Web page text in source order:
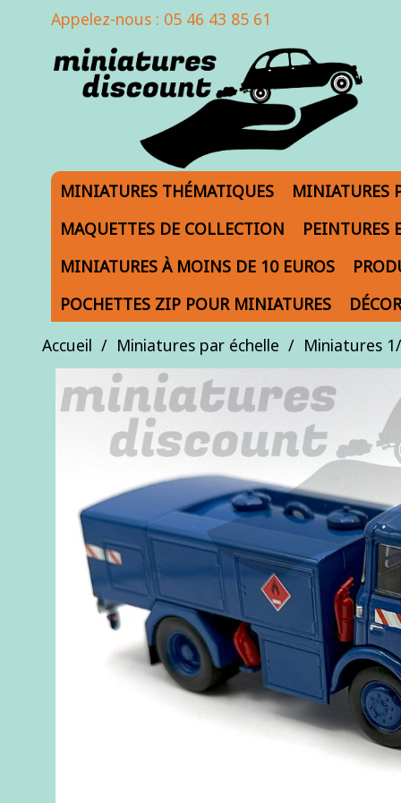
Appelez-nous : 05 46 43 85 61
MINIATURES THÉMATIQUES
MINIATURES
MAQUETTES DE COLLECTION
PEINTURES
MINIATURES À MOINS DE 10 EUROS
POCHETTES ZIP POUR MINIATURES
Accueil
Miniatures par échelle Miniatures